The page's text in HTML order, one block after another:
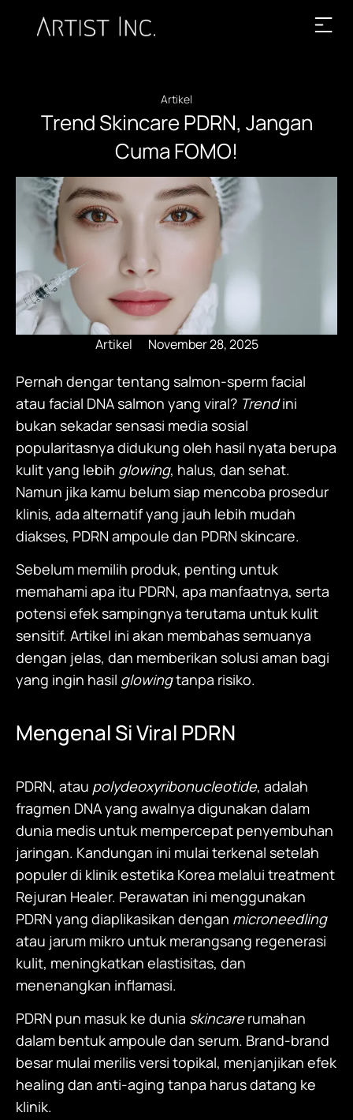
Artikel
Trend Skincare PDRN, Jangan
Cuma FOMO!
Artikel November 28, 2025
Pernah dengar tentang salmon-sperm facial
atau facial DNA salmon yang viral? Trendini
bukan sekadar sensasi media sosial
popularitasnya didukung oleh hasil nyata berupa
kulit yang lebih glowing, halus, dan sehat.
Namun jika kamu belum siap mencoba prosedur
klinis, ada alternatif yang jauh lebih mudah
diakses, PDRN ampoule dan PDRN skincare.
Sebelum memilih produk, penting untuk
memahami apa itu PDRN, apa manfaatnya, serta
potensi efek sampingnya terutama untuk kulit
sensitif. Artikel ini akan membahas semuanya
dengan jelas, dan memberikan solusi aman bagi
yang ingin hasil glowingtanpa risiko.
Mengenal Si Viral PDRN
PDRN, atau polydeoxyribonucleotide, adalah
fragmen DNA yang awalnya digunakan dalam
dunia medis untuk mempercepat penyembuhan
jaringan. Kandungan ini mulai terkenal setelah
populer di klinik estetika Korea melalui treatment
Rejuran Healer. Perawatan ini menggunakan
PDRN yang diaplikasikan dengan microneedling
atau jarum mikro untuk merangsang regenerasi
kulit, meningkatkan elastisitas, dan
menenangkan inflamasi.
PDRN pun masuk ke dunia skincarerumahan
dalam bentuk ampoule dan serum. Brand-brand
besar mulai merilis versi topikal, menjanjikan efek
healing dan anti-aging tanpa harus datang ke
klinik.